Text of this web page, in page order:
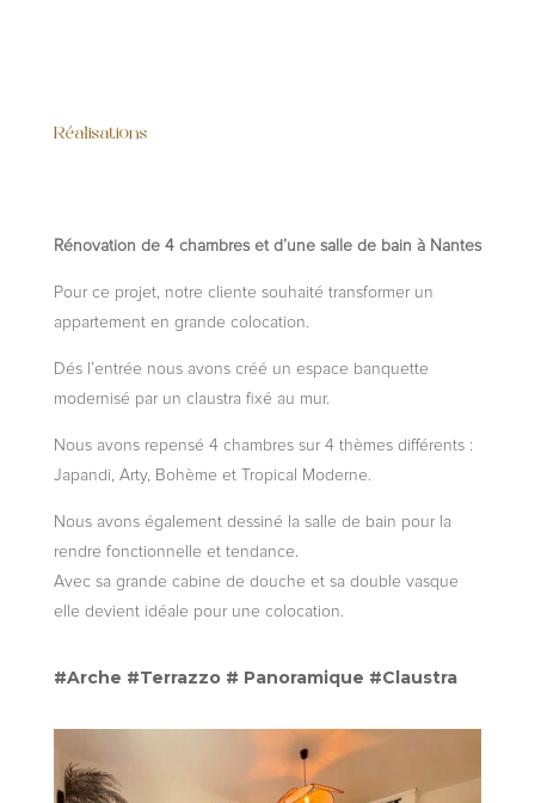
Réalisations
Rénovation de 4 chambres et d’une salle de bain à Nantes
Pour ce projet, notre cliente souhaité transformer un
appartement en grande colocation.
Dés l’entrée nous avons créé un espace banquette
modernisé par un claustra fixé au mur.
Nous avons repensé 4 chambres sur 4 thèmes différents :
Japandi, Arty, Bohème et Tropical Moderne.
Nous avons également dessiné la salle de bain pour la
rendre fonctionnelle et tendance.
Avec sa grande cabine de douche et sa double vasque
elle devient idéale pour une colocation.
#Arche #Terrazzo # Panoramique #Claustra